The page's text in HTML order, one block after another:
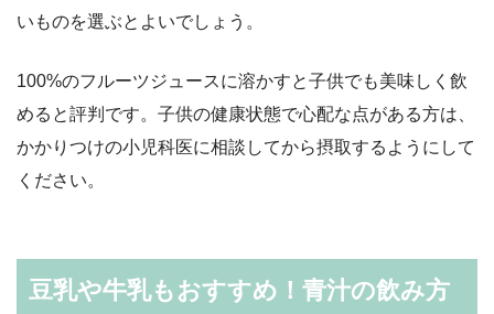
いものを選ぶとよいでしょう。
100%のフルーツジュースに溶かすと子供でも美味しく飲
めると評判です。子供の健康状態で心配な点がある方は、
かかりつけの小児科医に相談してから摂取するようにして
ください。
豆乳や牛乳もおすすめ！青汁の飲み方